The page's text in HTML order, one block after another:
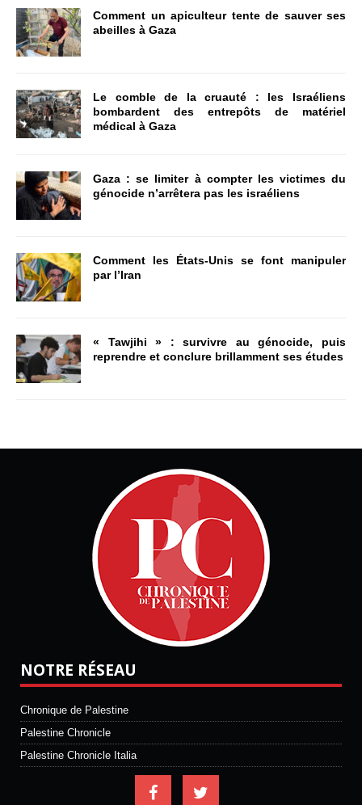
Comment un apiculteur tente de sauver ses
abeilles à Gaza
Le comble de la cruauté : les Israéliens
bombardent des entrepôts de matériel
médical à Gaza
Gaza : se limiter à compter les victimes du
génocide n’arrêtera pas les israéliens
Comment les États-Unis se font manipuler
par l’Iran
« Tawjihi » : survivre au génocide, puis
reprendre et conclure brillamment ses études
NOTRE RÉSEAU
Chronique de Palestine
Palestine Chronicle
Palestine Chronicle Italia